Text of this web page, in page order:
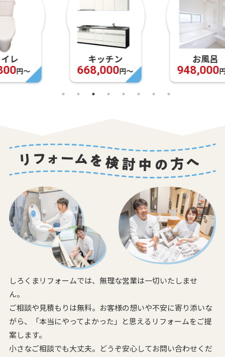
668,000
円〜
948,000
円〜
しろくまリフォームでは、無理な営業は一切いたしませ
ん。
ご相談や見積もりは無料。お客様の想いや不安に寄り添いな
がら、
「本当にやってよかった」と思えるリフォームをご提
案します。
小さなご相談でも大丈夫。どうぞ安心してお問い合わせくだ